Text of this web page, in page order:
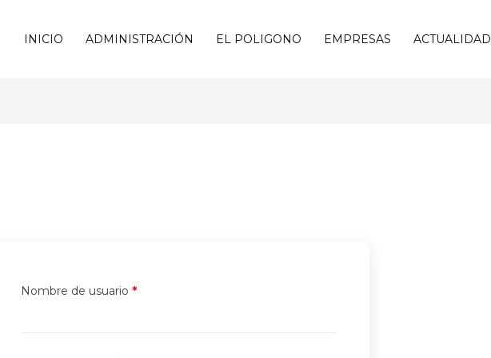
INICIO ADMINISTRACIÓN EL POLIGONO EMPRESAS ACTUALIDAD
Nombre de usuario *